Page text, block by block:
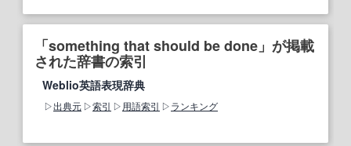
「something that should be done」が掲載
された辞書の索引
Weblio英語表現辞典
出典元 索引 用語索引 ランキング